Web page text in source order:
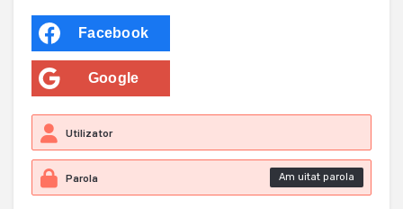
Facebook
Google
Am uitat parola